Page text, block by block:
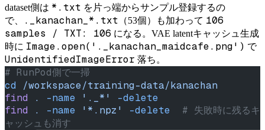
dataset側は *.txt を片っ端からサンプル登録するの
で、
._kanachan_*.txt （53個）も加わって 106
samples / TXT: 106 になる。VAE latentキャッシュ生成
時に Image.open('._kanachan_maidcafe.png') で
UnidentifiedImageError 落ち。
# RunPod側で一掃
cd /workspace/training-data/kanachan
find . -name '._*'
-delete
find . -name '*.npz' -delete
  # 失敗時に残るキ
ャッシュも消す